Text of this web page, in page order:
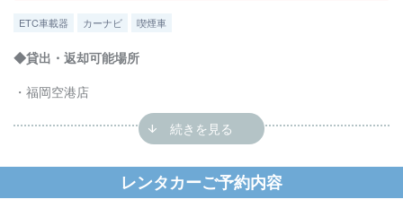
ETC車載器 カーナビ 喫煙車
◆貸出・返却可能場所
・福岡空港店
※こちらのクラスは全車種喫煙車でのご準備です。
レンタカーご予約内容